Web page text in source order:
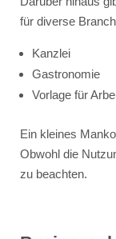
für diverse
Kanzlei
Gastronomie
Vorlage für
Ein kleines
Obwohl die
zu beachten.